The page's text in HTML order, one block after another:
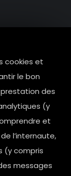
cookies et
le bon
des
(y
et
l’internaute,
(y compris
messages